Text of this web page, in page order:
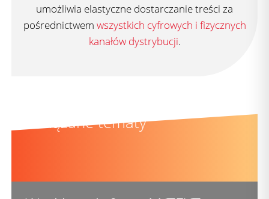
umożliwia elastyczne dostarczanie treści za
pośrednictwem wszystkich cyfrowych i fizycznych
kanałów dystrybucji.
Powiązane tematy